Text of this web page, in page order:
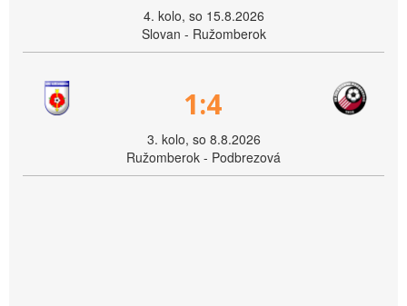
4. kolo, so 15.8.2026
Slovan - Ružomberok
1:4
3. kolo, so 8.8.2026
Ružomberok - Podbrezová